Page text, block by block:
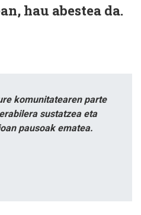
hau abestea da.
komunitatearen parte
sustatzea eta
pausoak ematea.